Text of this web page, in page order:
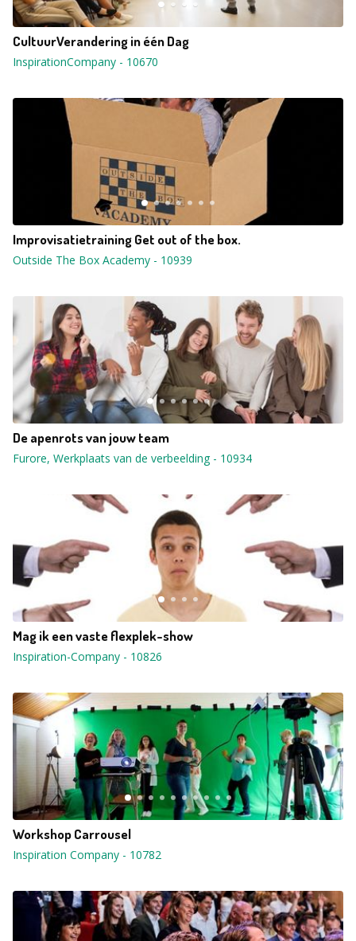
CultuurVerandering in één Dag
InspirationCompany - 10670
Improvisatietraining Get out of the box.
Outside The Box Academy - 10939
De apenrots van jouw team
Furore, Werkplaats van de verbeelding- 10934
Mag ik een vaste flexplek-show
Inspiration-Company - 10826
Workshop Carrousel
Inspiration Company - 10782